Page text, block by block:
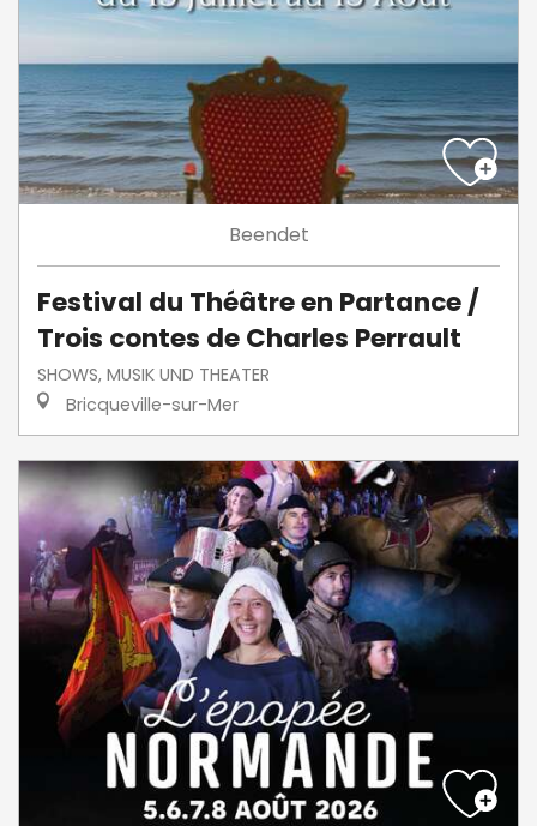
Beendet
Festival du Théâtre en Partance /
Trois contes de Charles Perrault
SHOWS, MUSIK UND THEATER
Bricqueville-sur-Mer